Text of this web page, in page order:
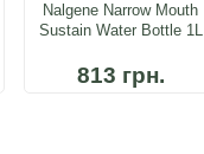
Nalgene Narrow Mouth
Sustain Water Bottle 1L
813 грн.